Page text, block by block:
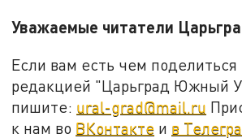
Уважаемые читатели
Если вам есть чем поделиться
редакцией "Царьград Южный
пишите: ural-grad@mail.ru
к нам во ВКонтакте и в